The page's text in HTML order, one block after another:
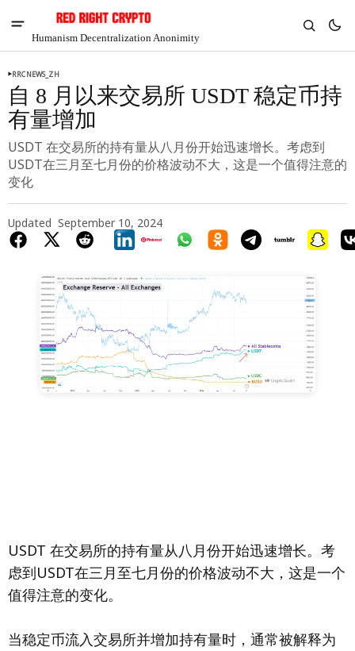
Humanism Decentralization Anonimity
Chia
$1.31
-1.14%
RRCNEWS_ZH
自 8 月以来交易所 USDT 稳定币持
有量增加
USDT 在交易所的持有量从八月份开始迅速增长。考虑到
USDT在三月至七月份的价格波动不大，这是一个值得注意的
变化
Updated September 10, 2024
USDT 在交易所的持有量从八月份开始迅速增长。考
虑到USDT在三月至七月份的价格波动不大，这是一个
值得注意的变化。
当稳定币流入交易所并增加持有量时，通常被解释为